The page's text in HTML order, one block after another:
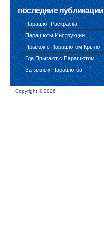
последние публикации
Парашют Раскраска
Парашюты Инструкции
Прыжок с Парашютом Крыло
Где Прыгают с Парашютом
Затяжных Парашютов
Copyright ©2026